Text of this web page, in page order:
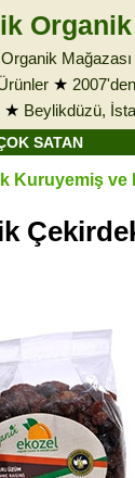
Mağazası
★
★ Beylikdüzü,
SATAN
Kuruyemiş ve